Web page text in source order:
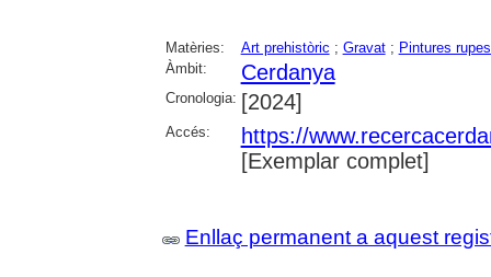
Matèries: Art prehistòric ; Gravat; Pintures
Àmbit:
Cerdanya
Cronologia: [2024]
Accés:
https://
[Exemplar complet]
Enllaç permanent a aquest